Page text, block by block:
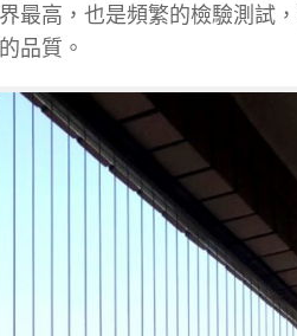
最高，也是頻繁的檢驗測試，
品質。